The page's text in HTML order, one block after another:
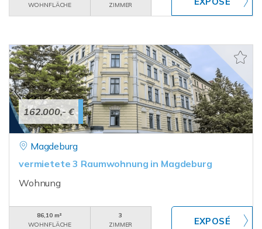
WOHNFLÄCHE
ZIMMER
162.000,- €
Magdeburg
vermietete 3 Raumwohnung in Magdeburg
Wohnung
86,10 m²
WOHNFLÄCHE
3
ZIMMER